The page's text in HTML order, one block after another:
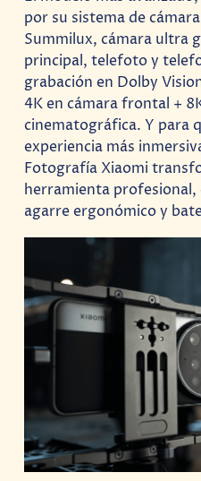
por su sistema de
Summilux, cámara ultra
principal, telefoto y
grabación en Dolby
4K en cámara frontal +
cinematográfica. Y para
experiencia más
Fotografía Xiaomi
herramienta
agarre ergonómico y